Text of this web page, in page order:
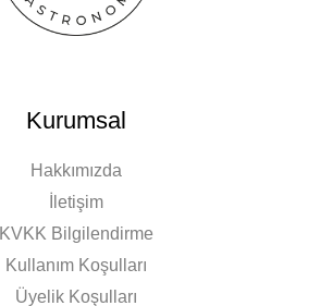
Kurumsal
Hakkımızda
İletişim
KVKK Bilgilendirme
Kullanım Koşulları
Üyelik Koşulları